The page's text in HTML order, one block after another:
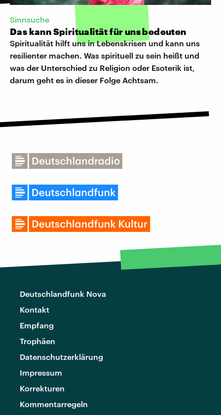
Sinnsuche
Das kann Spiritualität für uns bedeuten
Spiritualität hilft uns in Lebenskrisen und kann uns
resilienter machen. Was spirituell zu sein heißt und
was der Unterschied zu Religion oder Esoterik ist,
darum geht es in dieser Folge Achtsam.
Deutschlandfunk Nova
Kontakt
Empfang
Trophäen
Datenschutzerklärung
Impressum
Korrekturen
Kommentarregeln